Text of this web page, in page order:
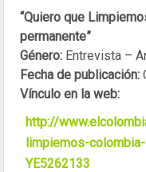
“Quiero que
permanente”
Género: Entrevista –
Fecha de publicación:
Vínculo en la web:
http://
limpiemos-
YE5262133